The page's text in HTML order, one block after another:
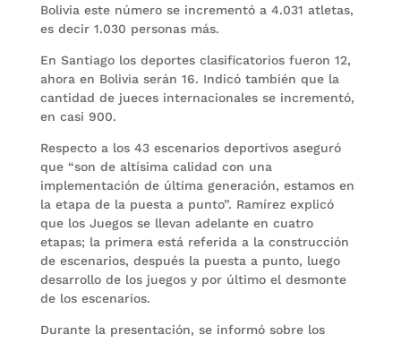
Bolivia este número se incrementó a 4.031 atletas,
es decir 1.030 personas más.
En Santiago los deportes clasificatorios fueron 12,
ahora en Bolivia serán 16. Indicó también que la
cantidad de jueces internacionales se incrementó,
en casi 900.
Respecto a los 43 escenarios deportivos aseguró
que “son de altísima calidad con una
implementación de última generación, estamos en
la etapa de la puesta a punto”. Ramírez explicó
que los Juegos se llevan adelante en cuatro
etapas; la primera está referida a la construcción
de escenarios, después la puesta a punto, luego
desarrollo de los juegos y por último el desmonte
de los escenarios.
Durante la presentación, se informó sobre los